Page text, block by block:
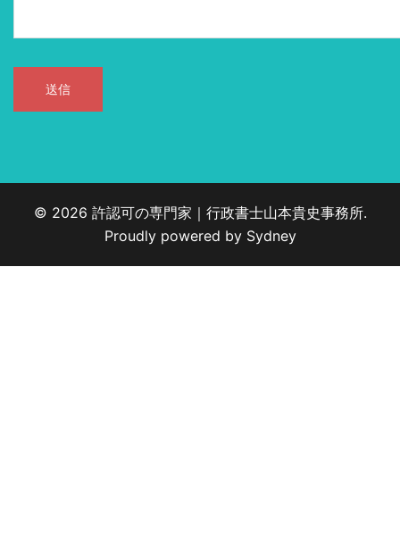
© 2026 許認可の専門家｜行政書士山本貴史事務所.
Proudly powered by Sydney